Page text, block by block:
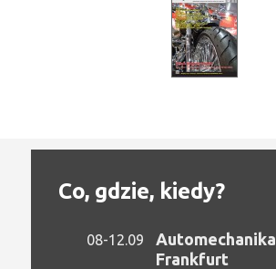
Co, gdzie, kiedy?
08-12.09
Automechanika
Frankfurt